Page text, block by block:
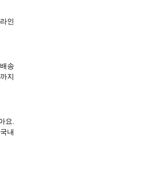
인
송
지
요.
내